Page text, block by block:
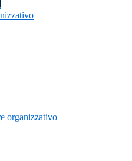
organizzativo